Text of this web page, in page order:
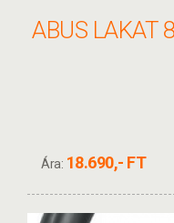
Ára: 18.690,- FT